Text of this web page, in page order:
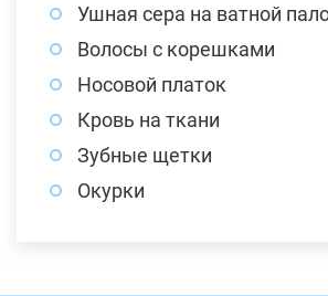
Ушная сера на ватной
Волосы с корешками
Носовой платок
Кровь на ткани
Зубные щетки
Окурки